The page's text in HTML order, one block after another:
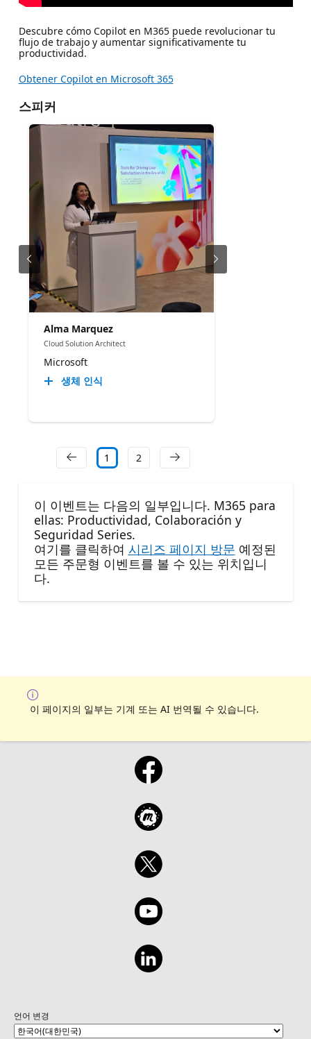
Descubre cómo Copilot en M365 puede revolucionar tu
flujo de trabajo y aumentar significativamente tu
productividad.
Obtener Copilot en Microsoft 365
스피커
Alma Marquez
Cloud Solution Architect
Microsoft
생체 인식
1 2
이 이벤트는 다음의 일부입니다. M365 para
ellas: Productividad, Colaboración y
Seguridad Series.
여기를 클릭하여 시리즈 페이지 방문 예정된
모든 주문형 이벤트를 볼 수 있는 위치입니
다.
이 페이지의 일부는 기계 또는 AI 번역될 수 있습니다.
언어 변경